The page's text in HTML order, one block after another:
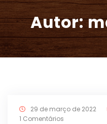
Autor:
29 de março de 2022
1 Comentários